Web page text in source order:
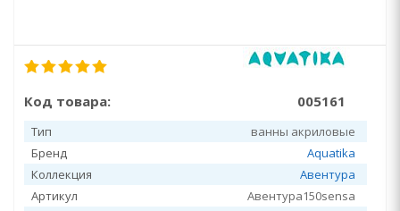
Код товара: 005161
Тип
ванны акриловые
Бренд
Aquatika
Коллекция
Авентура
Артикул
Авентура150sensa